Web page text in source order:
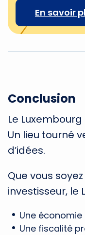
En savoir
Conclusion
Le
Un lieu tourné
d’idées.
Que vous
investisseur, le
Une
Une fiscalité